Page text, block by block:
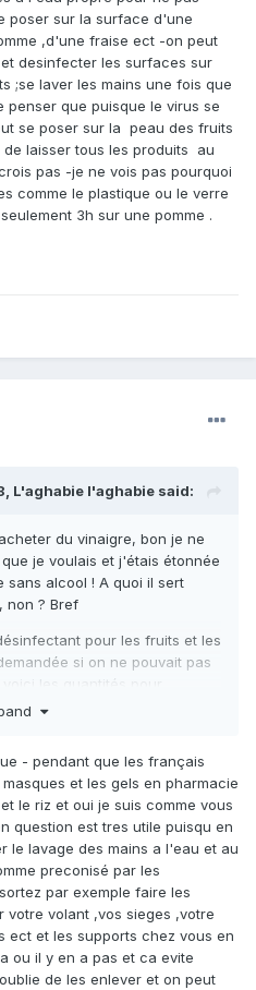
poser sur la surface d'une
,d'une fraise ect -on peut
desinfecter les surfaces sur
;se laver les mains une fois que
penser que puisque le virus se
se poser sur la peau des fruits
laisser tous les produits au
pas -je ne vois pas pourquoi
comme le plastique ou le verre
3h sur une pomme .
L'aghabie l'aghabie said:
du vinaigre, bon je ne
je voulais et j'étais étonnée
sans alcool ! A quoi il sert
non ? Bref
pour les fruits et les
si on ne pouvait pas
voici les quantités pour
: 208.25 ml d'alcool
l'eau de javel, etc.
- pendant que les français
et les gels en pharmacie
le riz et oui je suis comme vous
question est tres utile puisqu en
le lavage des mains a l'eau et au
preconisé par les
par exemple faire les
volant ,vos sieges ,votre
ect et les supports chez vous en
ou il y en a pas et ca evite
de les enlever et on peut